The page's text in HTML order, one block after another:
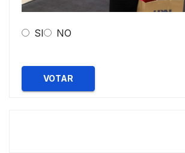
SI NO
VOTAR